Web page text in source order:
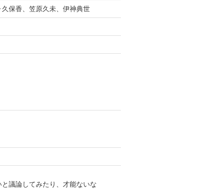
保香、笠原久未、伊神典世
議論してみたり、才能ないな